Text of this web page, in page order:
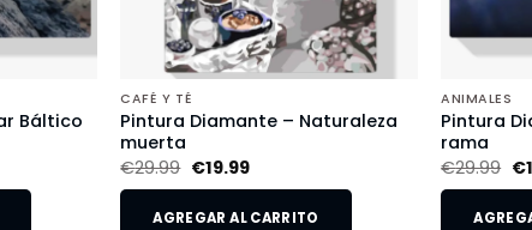
Báltico
CAFÉ Y TÉ
Pintura Diamante – Naturaleza
muerta
€29.99 €19.99
AGREGAR AL CARRITO
ANIMALES
Pintura
rama
€29.99 €